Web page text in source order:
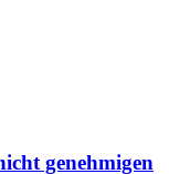
genehmigen